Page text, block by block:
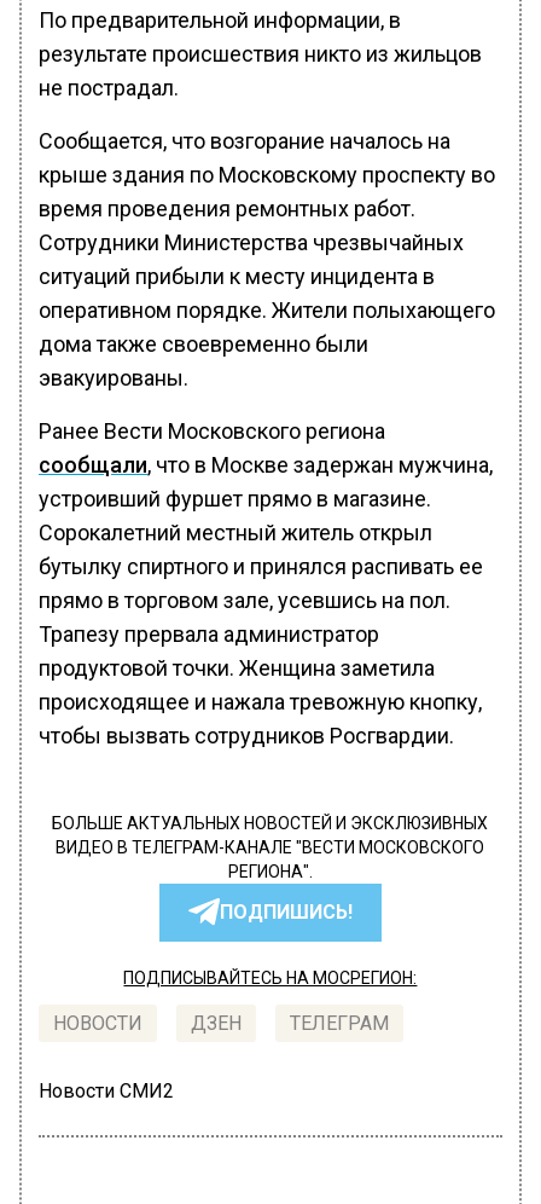
По предварительной информации, в
результате происшествия никто из жильцов
не пострадал.
Сообщается, что возгорание началось на
крыше здания по Московскому проспекту во
время проведения ремонтных работ.
Сотрудники Министерства чрезвычайных
ситуаций прибыли к месту инцидента в
оперативном порядке. Жители полыхающего
дома также своевременно были
эвакуированы.
Ранее Вести Московского региона
сообщали, что в Москве задержан мужчина,
устроивший фуршет прямо в магазине.
Сорокалетний местный житель открыл
бутылку спиртного и принялся распивать ее
прямо в торговом зале, усевшись на пол.
Трапезу прервала администратор
продуктовой точки. Женщина заметила
происходящее и нажала тревожную кнопку,
чтобы вызвать сотрудников Росгвардии.
БОЛЬШЕ АКТУАЛЬНЫХ НОВОСТЕЙ И ЭКСКЛЮЗИВНЫХ
ВИДЕО В ТЕЛЕГРАМ-КАНАЛЕ "ВЕСТИ МОСКОВСКОГО
РЕГИОНА".
ПОДПИШИСЬ!
ПОДПИСЫВАЙТЕСЬ НА МОСРЕГИОН:
НОВОСТИ ДЗЕН ТЕЛЕГРАМ
Новости СМИ2